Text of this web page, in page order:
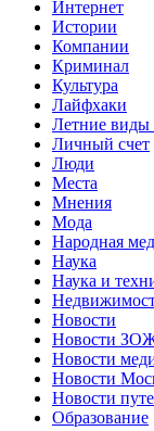
Интернет
Истории
Компании
Криминал
Культура
Лайфхаки
Летние виды
Личный счет
Люди
Места
Мнения
Мода
Народная
Наука
Наука и
Новости
Новости
Новости
Новости
Новости
Образование